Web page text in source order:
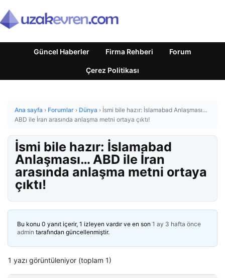
Güncel Haberler Firma Rehberi Forum
Çerez Politikası
Ana sayfa › Forumlar › Dünya › İsmi bile hazır: İslamabad Anlaşması…
ABD ile İran arasında anlaşma metni ortaya çıktı!
İsmi bile hazır: İslamabad
Anlaşması… ABD ile İran
arasında anlaşma metni ortaya
çıktı!
Bu konu 0 yanıt içerir, 1 izleyen vardır ve en son 1 ay 3 hafta önce
admin tarafından güncellenmiştir.
1 yazı görüntüleniyor (toplam 1)